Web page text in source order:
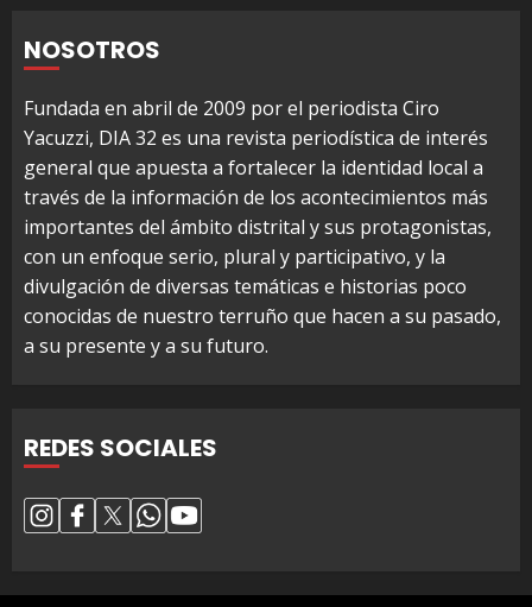
NOSOTROS
Fundada en abril de 2009 por el periodista Ciro
Yacuzzi, DIA 32 es una revista periodística de interés
general que apuesta a fortalecer la identidad local a
través de la información de los acontecimientos más
importantes del ámbito distrital y sus protagonistas,
con un enfoque serio, plural y participativo, y la
divulgación de diversas temáticas e historias poco
conocidas de nuestro terruño que hacen a su pasado,
a su presente y a su futuro.
REDES SOCIALES